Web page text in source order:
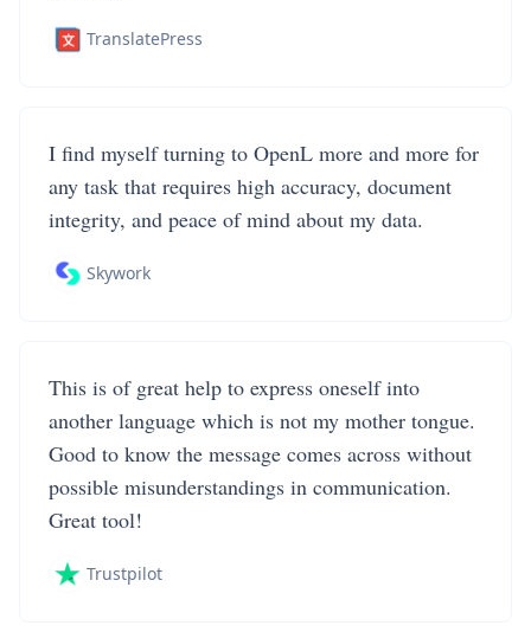
TranslatePress
I find myself turning to OpenL more and more for
any task that requires high accuracy, document
integrity, and peace of mind about my data.
Skywork
This is of great help to express oneself into
another language which is not my mother tongue.
Good to know the message comes across without
possible misunderstandings in communication.
Great tool!
Trustpilot